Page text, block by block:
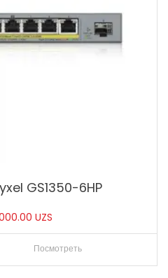
GS1350-6HP
UZS
Посмотреть